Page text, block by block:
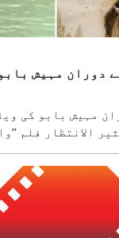
دوران مہیش
الانتظار فلم
میں جاری
کی ایک مبینہ